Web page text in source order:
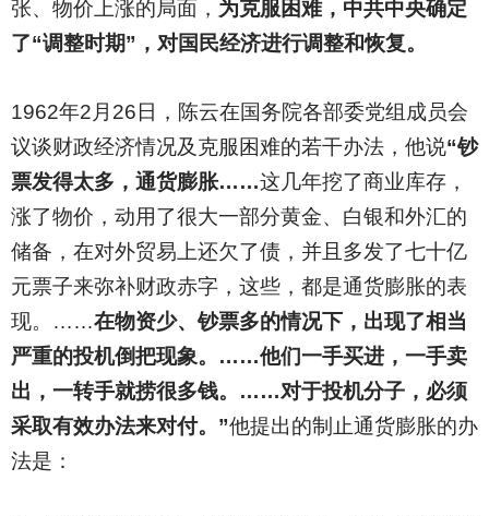
张、物价上涨的局面， 为克服困难，中共中央确定
了“调整时期”，对国民经济进行调整和恢复。
1962年2月26日，陈云在国务院各部委党组成员会
议谈财政经济情况及克服困难的若干办法，他说“钞
票发得太多，通货膨胀……这几年挖了商业库存，
涨了物价，动用了很大一部分黄金、白银和外汇的
储备，在对外贸易上还欠了债，并且多发了七十亿
元票子来弥补财政赤字，这些，都是通货膨胀的表
现。……在物资少、钞票多的情况下，出现了相当
严重的投机倒把现象。……他们一手买进，一手卖
出，一转手就捞很多钱。……对于投机分子，必须
采取有效办法来对付。”他提出的制止通货膨胀的办
法是：